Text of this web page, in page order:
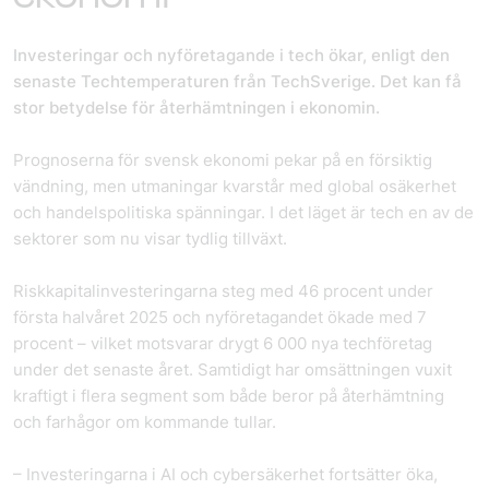
Investeringar och nyföretagande i tech ökar, enligt den
senaste Techtemperaturen från TechSverige. Det kan få
stor betydelse för återhämtningen i ekonomin.
Prognoserna för svensk ekonomi pekar på en försiktig
vändning, men utmaningar kvarstår med global osäkerhet
och handelspolitiska spänningar. I det läget är tech en av de
sektorer som nu visar tydlig tillväxt.
Riskkapitalinvesteringarna steg med 46 procent under
första halvåret 2025 och nyföretagandet ökade med 7
procent – vilket motsvarar drygt 6 000 nya techföretag
under det senaste året. Samtidigt har omsättningen vuxit
kraftigt i flera segment som både beror på återhämtning
och farhågor om kommande tullar.
– Investeringarna i AI och cybersäkerhet fortsätter öka,